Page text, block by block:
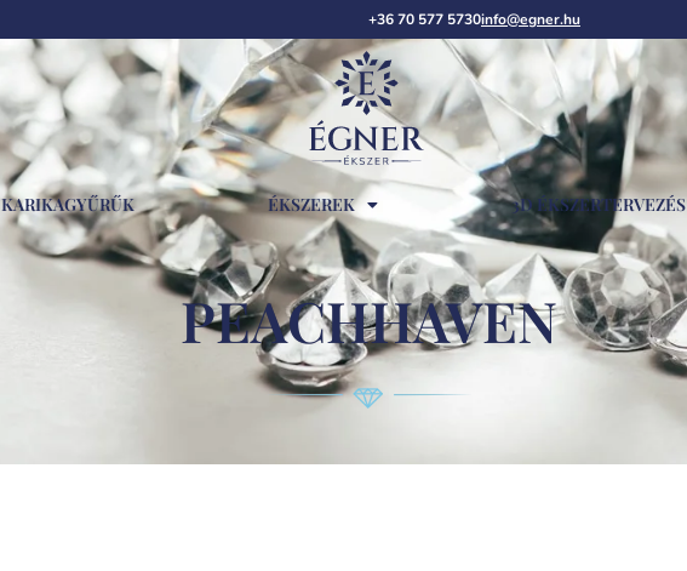
+36 70 577 5730info@egner.hu
KARIKAGYŰRŰK ÉKSZEREK 3D ÉKSZERTERVEZÉS
PEACHHAVEN